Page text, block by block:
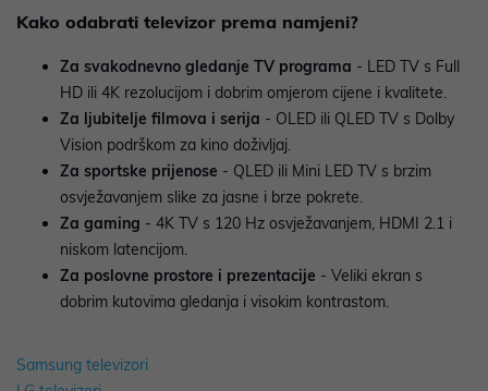
Kako odabrati televizor prema namjeni?
Za svakodnevno gledanje TV programa - LED TV s Full
HD ili 4K rezolucijom i dobrim omjerom cijene i kvalitete.
Za ljubitelje filmova i serija - OLED ili QLED TV s Dolby
Vision podrškom za kino doživljaj.
Za sportske prijenose - QLED ili Mini LED TV s brzim
osvježavanjem slike za jasne i brze pokrete.
Za gaming - 4K TV s 120 Hz osvježavanjem, HDMI 2.1 i
niskom latencijom.
Za poslovne prostore i prezentacije - Veliki ekran s
dobrim kutovima gledanja i visokim kontrastom.
Samsung televizori